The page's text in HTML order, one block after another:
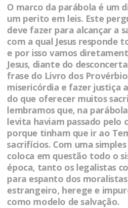
O marco da parábola é um
um perito em leis. Este
deve fazer para alcançar a
com a qual Jesus responde
e por isso vamos
Jesus, diante do
frase do Livro dos
misericórdia e fazer justiça
do que oferecer muitos
lembramos que, na
levita haviam passado pelo
porque tinham que ir ao
sacrifícios. Com uma
coloca em questão todo o
época, tanto os legalistas
para espanto dos
estrangeiro, herege e
como modelo de salvação.